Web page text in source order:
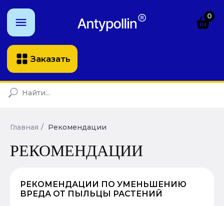
Главная / Рекомендации
РЕКОМЕНДАЦИИ
РЕКОМЕНДАЦИИ ПО УМЕНЬШЕНИЮ
ВРЕДА ОТ ПЫЛЬЦЫ РАСТЕНИЙ